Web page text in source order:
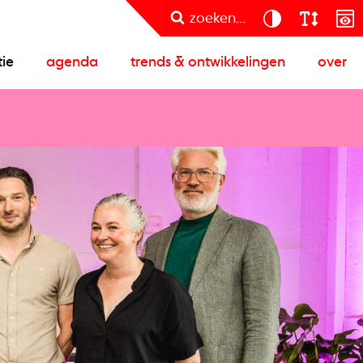
zoeken...
agenda trends & ontwikkelingen over